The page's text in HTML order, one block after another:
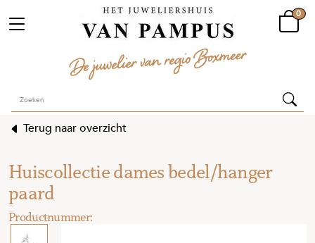
0
Terug naar overzicht
Huiscollectie dames bedel/hanger
paard